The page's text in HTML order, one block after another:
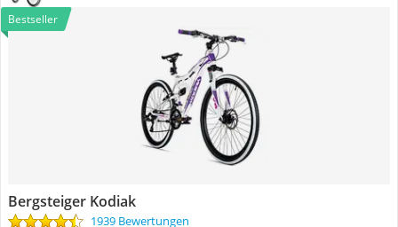
Bestseller
Bergsteiger Kodiak
1939 Bewertungen